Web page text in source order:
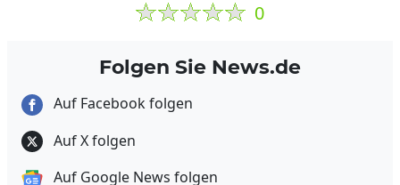
0
Folgen Sie News.de
Auf Facebook folgen
Auf X folgen
Auf Google News folgen